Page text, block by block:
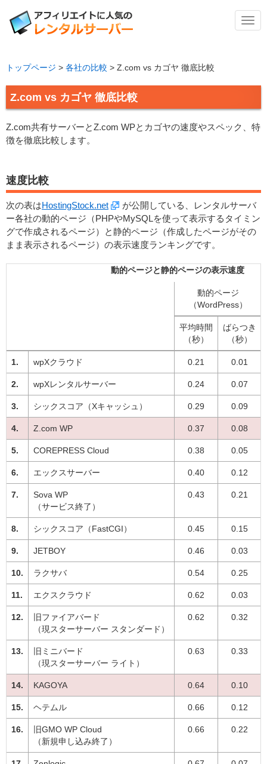
メ
ニ
トップページ > 各社の比較 > Z.com vs カゴヤ 徹底比較
Z.com vs カゴヤ 徹底比較
Z.com共有サーバーとZ.com WPとカゴヤの速度やスペック、特
徴を徹底比較します。
速度比較
次の表はHostingStock.net
が公開している、レンタルサーバ
ー各社の動的ページ（PHPやMySQLを使って表示するタイミン
グで作成されるページ）と静的ページ（作成したページがその
まま表示されるページ）の表示速度ランキングです。
動的ページと静的ページの表示速度
動的ページ
（WordPress）
平均時間
（秒）
ばらつき
（秒）
wpXクラウド 0.21 0.01
wpXレンタルサーバー 0.24 0.07
シックスコア（Xキャッシュ） 0.29 0.09
Z.com WP 0.37 0.08
COREPRESS Cloud 0.38 0.05
エックスサーバー 0.40 0.12
Sova WP
（サービス終了）
0.43 0.21
シックスコア（FastCGI） 0.45 0.15
JETBOY 0.46 0.03
ラクサバ 0.54 0.25
エクスクラウド 0.62 0.03
旧ファイアバード
（現スターサーバー スタンダード）
0.62 0.32
旧ミニバード
（現スターサーバー ライト）
0.63 0.33
KAGOYA 0.64 0.10
ヘテムル 0.66 0.12
旧GMO WP Cloud
（新規申し込み終了）
0.66 0.22